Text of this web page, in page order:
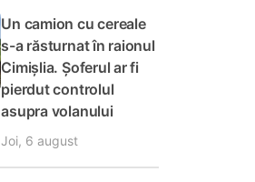
Un camion cu cereale
s-a răsturnat în raionul
Cimișlia. Șoferul ar fi
pierdut controlul
asupra volanului
Joi, 6 august